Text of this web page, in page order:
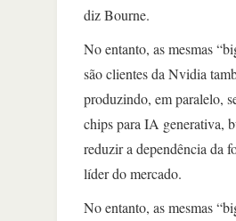
diz Bourne.
No entanto, as mesmas
são clientes da Nvidia
produzindo, em paralelo,
chips para IA generativa,
reduzir a dependência da
líder do mercado.
No entanto, as mesmas